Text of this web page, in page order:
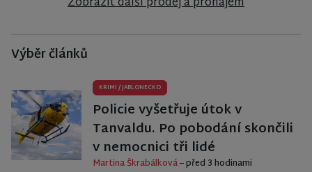
Výběr článků
KRIMI / JABLONECKO
Policie vyšetřuje útok v
Tanvaldu. Po pobodání skončili
v nemocnici tři lidé
Martina Škrabálková– před 3 hodinami